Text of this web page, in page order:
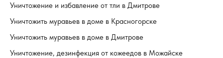
Уничтожение и избавление от тли в Дмитрове
Уничтожить муравьев в доме в Красногорске
Уничтожить муравьев в доме в Дмитрове
Уничтожение, дезинфекция от кожеедов в Можайске